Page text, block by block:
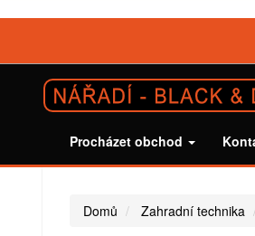
Procházet obchod
Domů Zahradní technika